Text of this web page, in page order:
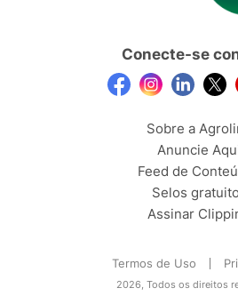
Conecte-se
Sobre a
Anuncie
Feed de
Selos
Assinar
Termos de Uso
2026, Todos os direitos